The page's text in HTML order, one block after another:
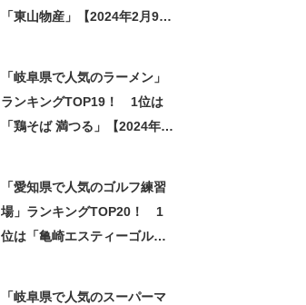
「東山物産」【2024年2月9日
「岐阜県で人気のラーメン」
ランキングTOP19！ 1位は
「鶏そば 満つる」【2024年1
「愛知県で人気のゴルフ練習
場」ランキングTOP20！ 1
位は「亀崎エスティーゴル
「岐阜県で人気のスーパーマ